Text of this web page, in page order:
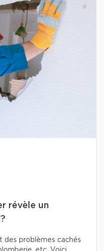
révèle un
des problèmes cachés